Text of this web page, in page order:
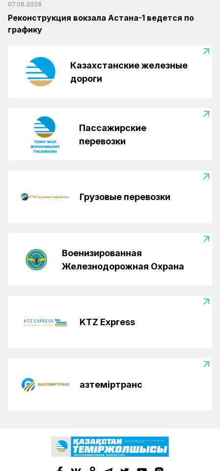
07.08.2026
Реконструкция вокзала Астана-1 ведется по
графику
Казахстанские железные
дороги
Пассажирские
перевозки
Грузовые перевозки
Военизированная
Железнодорожная Охрана
KTZ Express
Қазтеміртранс